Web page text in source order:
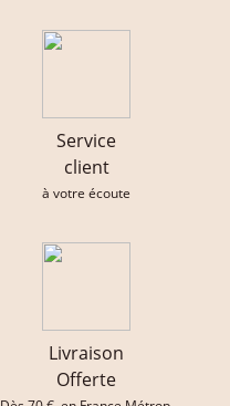
Service
client
à votre écoute
Livraison
Offerte